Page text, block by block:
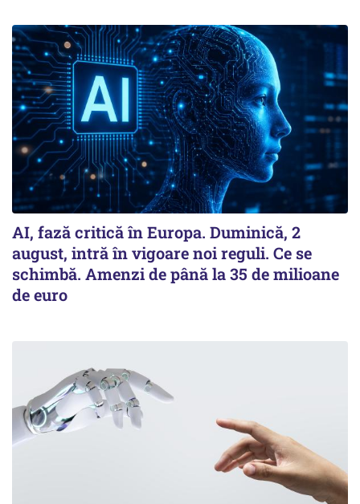
AI, fază critică în Europa. Duminică, 2
august, intră în vigoare noi reguli. Ce se
schimbă. Amenzi de până la 35 de milioane
de euro